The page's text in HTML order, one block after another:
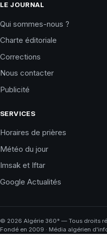
LE JOURNAL
Qui sommes-nous ?
Charte éditoriale
Corrections
Nous contacter
Publicité
SERVICES
Horaires de prières
Météo du jour
Imsak et Iftar
Google Actualités
© 2026 Algérie 360° — Tous droits
Fondé en 2009 · Média algérien